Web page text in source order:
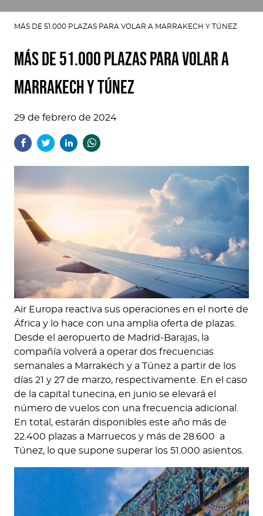
MÁS DE 51.000 PLAZAS PARA VOLAR A MARRAKECH Y TÚNEZ
MÁS DE 51.000 PLAZAS PARA VOLAR A
MARRAKECH Y TÚNEZ
29 de febrero de 2024
Air Europa reactiva sus operaciones en el norte de
África y lo hace con una amplia oferta de plazas.
Desde el aeropuerto de Madrid-Barajas, la
compañía volverá a operar dos frecuencias
semanales a Marrakech y a Túnez a partir de los
días 21 y 27 de marzo, respectivamente. En el caso
de la capital tunecina, en junio se elevará el
número de vuelos con una frecuencia adicional.
En total, estarán disponibles este año más de
22.400 plazas a Marruecos y más de 28.600 a
Túnez, lo que supone superar los 51.000 asientos.